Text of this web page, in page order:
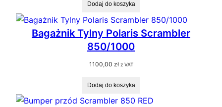
Dodaj do koszyka
Bagażnik Tylny Polaris Scrambler
850/1000
1100,00 zł z VAT
Dodaj do koszyka